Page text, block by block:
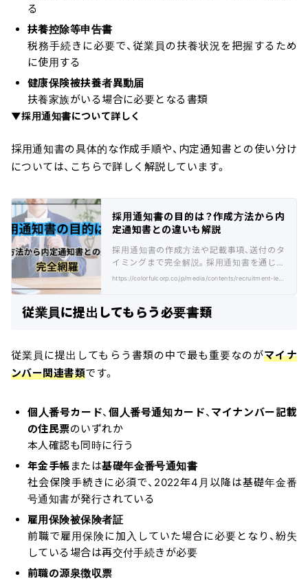
る
扶養控除等申告書
税務手続きに必要で、従業員の扶養状況を把握するため
に使用する
健康保険被扶養者異動届
扶養家族がいる場合に必要となる書類
▼採用通知書について詳しく
採用通知書の具体的な作成手順や、内定通知書との使い分け
については、こちらで詳しく解説しています。
採用通知書の目的は？作成方法から内
定通知書との違いも解説
採用通知書の作成方法や記載事項、送付のタ
イミングまで完全解説。採用通知書を通じて
の内定辞退を防ぐためのポイントも詳しく紹https://colorfulcorp.co.jp/media/contents/recruitment-letter/
従業員に提出してもらう必要書類
従業員に提出してもらう書類の中で最も重要なのがマイナ
ンバー関連書類です。
個人番号カード、 個人番号通知カード、 マイナンバー記載
の住民票のいずれか
本人確認も同時に行う
年金手帳 または基礎年金番号通知書
社会保険手続きに必須で、2022年4月以降は基礎年金番
号通知書が発行されている
雇用保険被保険者証
前職で雇用保険に加入していた場合に必要となり、紛失
している場合は再交付手続きが必要
前職の源泉徴収票